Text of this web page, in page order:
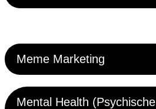
Meme Marketing
Mental Health (Psychische